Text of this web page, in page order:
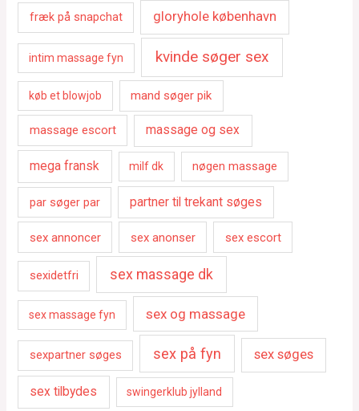
fræk på snapchat gloryhole københavn
intim massage fyn kvinde søger sex
køb et blowjob mand søger pik
massage escort massage og sex
mega fransk milf dk nøgen massage
par søger par partner til trekant søges
sex annoncer sex anonser sex escort
sexidetfri sex massage dk
sex massage fyn sex og massage
sexpartner søges sex på fyn sex søges
sex tilbydes swingerklub jylland